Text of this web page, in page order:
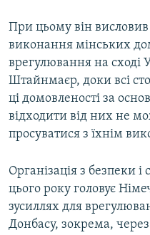
При цьому він
виконання мінських
врегулювання на сході
Штайнмаєр, доки всі
ці домовленості за
відходити від них не
просуватися з їхнім
Організація з безпеки і
цього року головує
зусиллях для
Донбасу, зокрема, через